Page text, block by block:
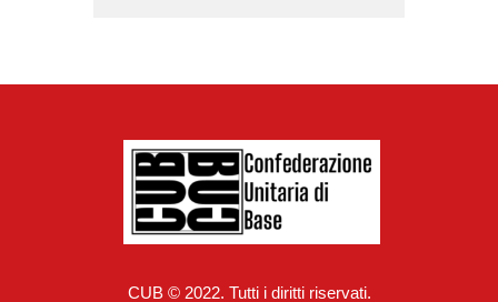
CUB © 2022. Tutti i diritti riservati.